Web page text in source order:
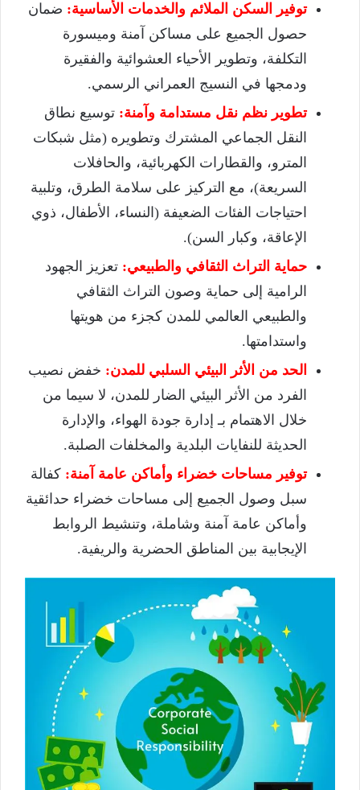
توفير السكن الملائم والخدمات الأساسية: ضمان
حصول الجميع على مساكن آمنة وميسورة
التكلفة، وتطوير الأحياء العشوائية والفقيرة
ودمجها في النسيج العمراني الرسمي.
تطوير نظم نقل مستدامة وآمنة: توسيع نطاق
النقل الجماعي المشترك وتطويره (مثل شبكات
المترو، والقطارات الكهربائية، والحافلات
السريعة)، مع التركيز على سلامة الطرق، وتلبية
احتياجات الفئات الضعيفة (النساء، الأطفال، ذوي
الإعاقة، وكبار السن).
حماية التراث الثقافي والطبيعي: تعزيز الجهود
الرامية إلى حماية وصون التراث الثقافي
والطبيعي العالمي للمدن كجزء من هويتها
واستدامتها.
الحد من الأثر البيئي السلبي للمدن: خفض نصيب
الفرد من الأثر البيئي الضار للمدن، لا سيما من
خلال الاهتمام بـ إدارة جودة الهواء، والإدارة
الحديثة للنفايات البلدية والمخلفات الصلبة.
توفير مساحات خضراء وأماكن عامة آمنة: كفالة
سبل وصول الجميع إلى مساحات خضراء حدائقية
وأماكن عامة آمنة وشاملة، وتنشيط الروابط
الإيجابية بين المناطق الحضرية والريفية.